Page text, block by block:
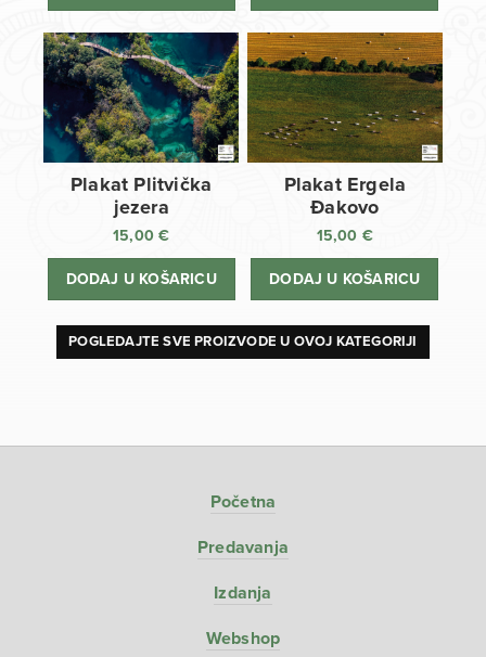
Plakat Plitvička
jezera
15,00€
DODAJ U KOŠARICU
Plakat Ergela
Đakovo
15,00 €
DODAJ U KOŠARICU
POGLEDAJTE SVE PROIZVODE U OVOJ KATEGORIJI
Početna
Predavanja
Izdanja
Webshop